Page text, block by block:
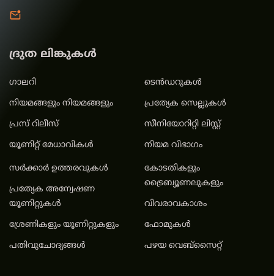
ദ്രുത ലിങ്കുകൾ
ഗാലറി
നിയമങ്ങളും നിയമങ്ങളും
പ്രസ് റിലീസ്
യൂണിറ്റ് മേധാവികള്‍
ടെൻഡറുകൾ
പ്രത്യേക സെല്ലുകൾ
സീനിയോറിറ്റി ലിസ്റ്റ്
നിയമ വിഭാഗം
സർക്കാർ ഉത്തരവുകൾ
പ്രത്യേക അന്വേഷണ
യൂണിറ്റുകൾ
ശ്രേണികളും യൂണിറ്റുകളും
പതിവുചോദ്യങ്ങൾ
കോടതികളും
ട്രൈബ്യൂണലുകളും
വിവരാവകാശം
ഫോമുകൾ
പഴയ വെബ്സൈറ്റ്